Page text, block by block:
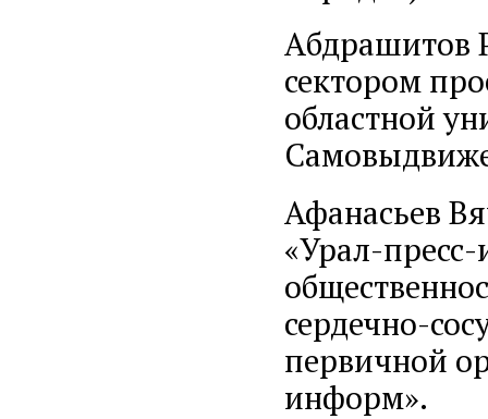
Абдрашитов
сектором
областной
Афанасьев
«Урал-
сердечно-
первичной
информ».